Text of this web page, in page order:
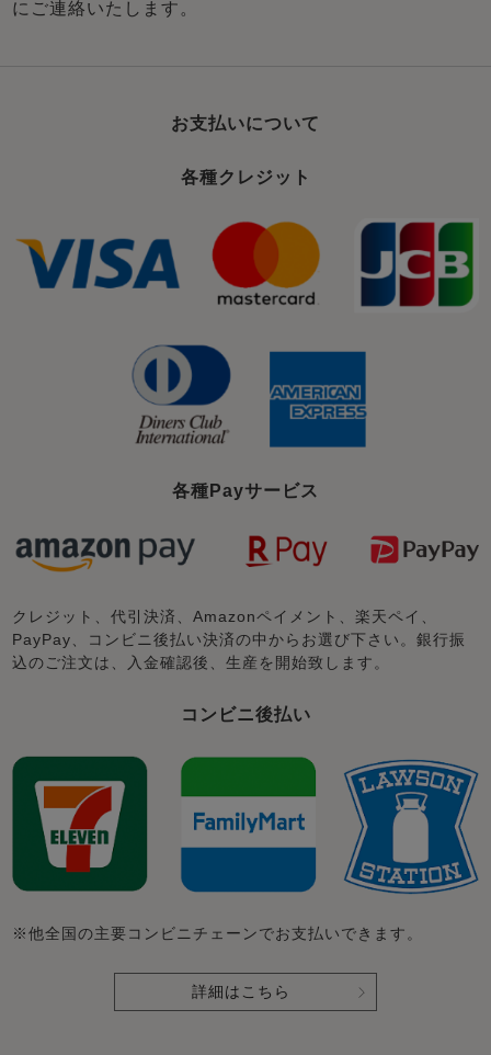
にご連絡いたします。
お支払いについて
各種クレジット
各種Payサービス
クレジット、代引決済、Amazonペイメント、楽天ペイ、
PayPay、コンビニ後払い決済の中からお選び下さい。銀行振
込のご注文は、入金確認後、生産を開始致します。
コンビニ後払い
※他全国の主要コンビニチェーンでお支払いできます。
詳細はこちら